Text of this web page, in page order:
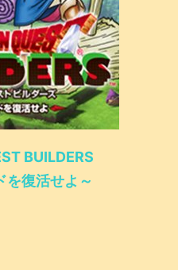
BUILDERS
を復活せよ～